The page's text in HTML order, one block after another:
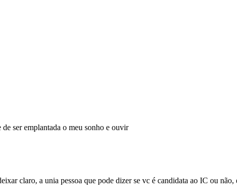
ser emplantada o meu sonho e ouvir
claro, a unia pessoa que pode dizer se vc é candidata ao IC ou